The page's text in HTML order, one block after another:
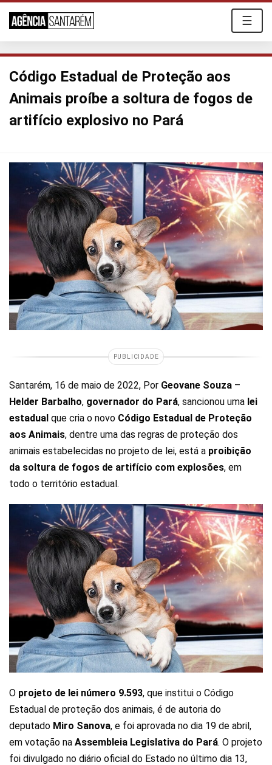
☰
Código Estadual de Proteção aos
Animais proíbe a soltura de fogos de
artifício explosivo no Pará
PUBLICIDADE
Santarém, 16 de maio de 2022, Por Geovane Souza –
Helder Barbalho, governador do Pará, sancionou uma lei
estadual que cria o novo Código Estadual de Proteção
aos Animais, dentre uma das regras de proteção dos
animais estabelecidas no projeto de lei, está a proibição
da soltura de fogos de artifício com explosões, em
todo o território estadual.
O projeto de lei número 9.593, que institui o Código
Estadual de proteção dos animais, é de autoria do
deputado Miro Sanova, e foi aprovada no dia 19 de abril,
em votação na Assembleia Legislativa do Pará. O projeto
foi divulgado no diário oficial do Estado no último dia 13,